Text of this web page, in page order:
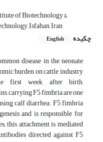
of Biotechnology &
Isfahan, Iran
چکیده
English
disease in the neonate
burden on cattle industry
first week after birth,
carrying F5 fimbria are one
calf diarrhea. F5 fimbria
and is responsible for
this attachment is mediated
directed against F5